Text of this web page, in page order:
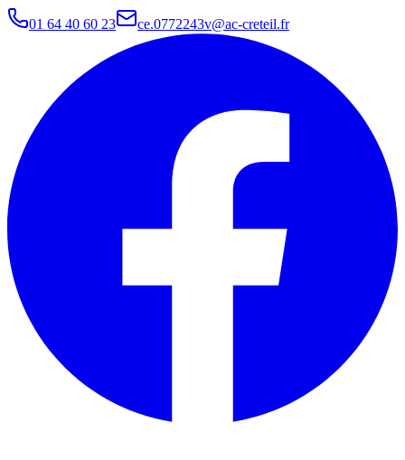
01 64 40 60 23 ce.0772243v@ac-creteil.fr